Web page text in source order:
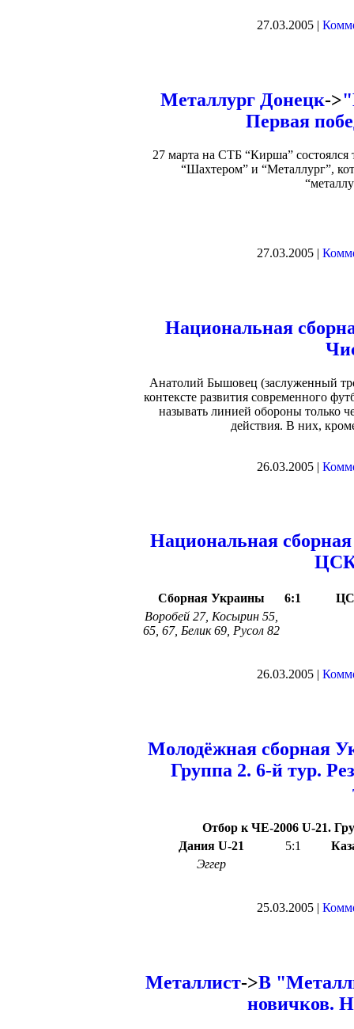
27.03.2005 |
Металлург Донецк->
Первая
27 марта на СТБ “Кирша”
“Шахтером” и “Металлург”,
27.03.2005 |
Национальная
Анатолий Бышовец (заслуженный
контексте развития современного
называть линией обороны только
действия. В них,
26.03.2005 |
Национальная
Сборная Украины 6:1
Воробей 27, Косырин 55,
65, 67, Белик 69, Русол 82
26.03.2005 |
Молодёжная сборная
Группа 2. 6-й тур.
Отбор к ЧЕ-2006 U-21.
Дания U-21
5:1
Эггер
25.03.2005 |
Металлист->В
новичков.